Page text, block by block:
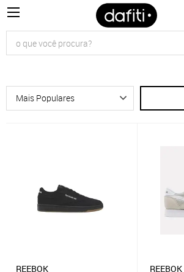
REEBOK
REEBOK